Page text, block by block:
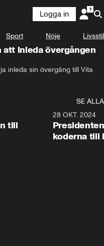
Logga in
Sport Nöje Livsstil
inleda övergången
inleda sin övergång till Vita
SE ALLA
till
28 OKT. 2024
koderna till